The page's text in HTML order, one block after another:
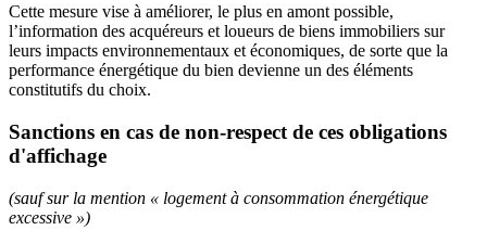
Cette mesure vise à améliorer, le plus en amont possible,
l’information des acquéreurs et loueurs de biens immobiliers sur
leurs impacts environnementaux et économiques, de sorte que la
performance énergétique du bien devienne un des éléments
constitutifs du choix.
Sanctions en cas de non-respect de ces obligations
d'affichage
(sauf sur la mention « logement à consommation énergétique
excessive »)